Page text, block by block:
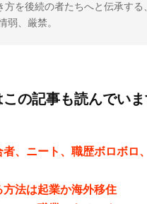
を後続の者たちへと伝承する
弱、厳禁。
の記事も読んでい
、ニート、職歴ボロボロ
法は起業か海外移住